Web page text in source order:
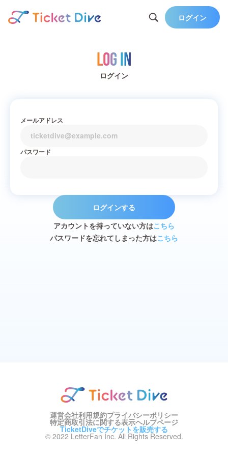
ログイン
Log in
ログイン
メールアドレス
パスワード
ログインする
アカウントを持っていない方はこちら
パスワードを忘れてしまった方はこちら
運営会社利用規約プライバシーポリシー
特定商取引法に関する表示ヘルプページ
TicketDiveでチケットを販売する
© 2022 LetterFan Inc. All Rights Reserved.